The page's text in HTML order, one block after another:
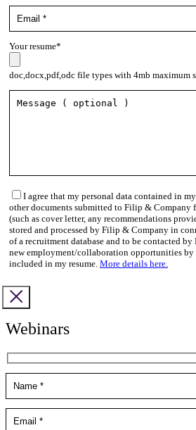
Your resume*
doc,docx,pdf,odc file types with 4mb maximum
I agree that my personal data contained in
other documents submitted to Filip & Company
(such as cover letter, any recommendations
stored and processed by Filip & Company in
of a recruitment database and to be contacted
new employment/collaboration opportunities by
included in my resume. More details here.
Webinars